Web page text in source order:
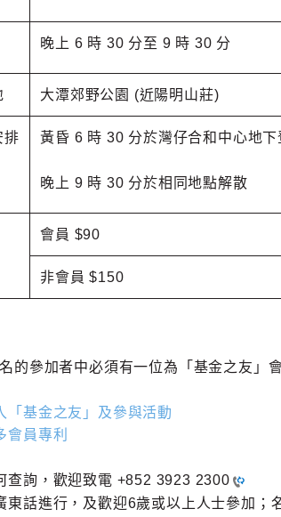
晚上 6 時 30 分至 9 時 30 分
大潭郊野公園 (近陽明山莊)
排 黃昏 6 時 30 分於灣仔合和中心地下
晚上 9 時 30 分於相同地點解散
會員 $90
非會員 $150
的參加者中必須有一位為「基金之友」
「基金之友」及參與活動
會員專利
查詢，歡迎致電 +852 3923 2300
東話進行，及歡迎6歲或以上人士參加；